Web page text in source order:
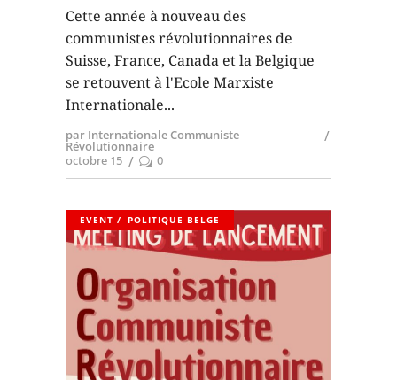
Cette année à nouveau des
communistes révolutionnaires de
Suisse, France, Canada et la Belgique
se retouvent à l'Ecole Marxiste
Internationale
par Internationale Communiste
Révolutionnaire
octobre 15
0
EVENT POLITIQUE BELGE